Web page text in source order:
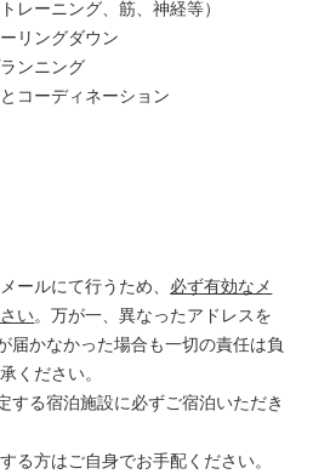
レーニング、筋、神経等）
リングダウン
ンニング
コーディネーション
ールにて行うため、 必ず有効なメ
い。万が一、異なったアドレスを
届かなかった場合も一切の責任は負
ください。
する宿泊施設に必ずご宿泊いただき
る方はご自身でお手配ください。